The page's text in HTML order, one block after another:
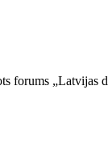
forums „Latvijas